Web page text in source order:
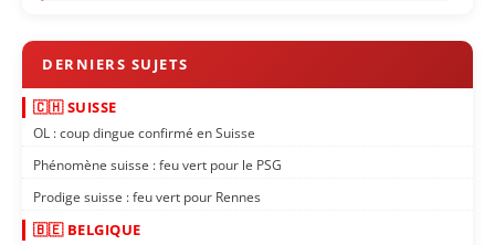
🇨🇭 SUISSE
OL : coup dingue confirmé en Suisse
Phénomène suisse : feu vert pour le PSG
Prodige suisse : feu vert pour Rennes
🇧🇪 BELGIQUE